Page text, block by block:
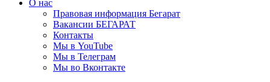
О нас
Правовая информация Бегарат
Вакансии БЕГАРАТ
Контакты
Мы в YouTube
Мы в Телеграм
Мы во Вконтакте